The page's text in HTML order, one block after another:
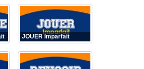
JOUER Imparfait